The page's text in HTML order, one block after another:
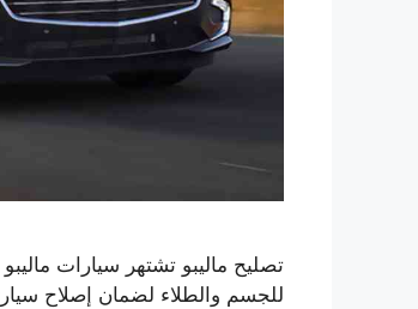
تصليح ماليبو تشتهر سيارات
للجسم والطلاء لضمان إصلاح